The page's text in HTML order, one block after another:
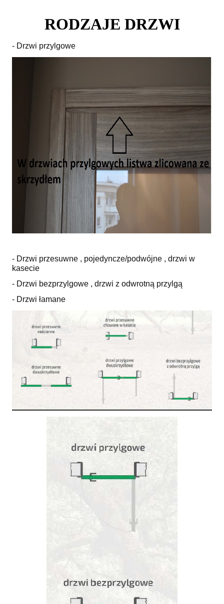
RODZAJE DRZWI
- Drzwi przylgowe
- Drzwi przesuwne , pojedyncze/podwójne , drzwi w
kasecie
- Drzwi bezprzylgowe , drzwi z odwrotną przylgą
- Drzwi łamane